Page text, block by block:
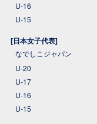
U-16
U-15
[日本女子代表]
なでしこジャパン
U-20
U-17
U-16
U-15